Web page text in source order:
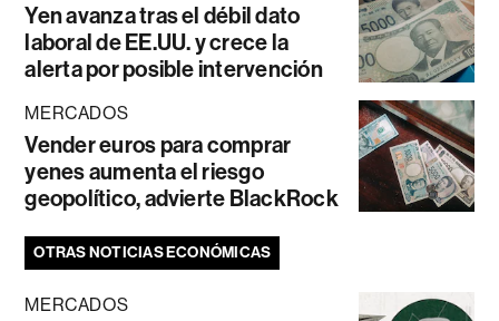
Yen avanza tras el débil dato
laboral de EE.UU. y crece la
alerta por posible intervención
MERCADOS
Vender euros para comprar
yenes aumenta el riesgo
geopolítico, advierte BlackRock
OTRAS NOTICIAS ECONÓMICAS
MERCADOS